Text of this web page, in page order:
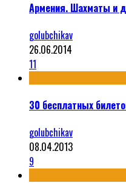
Армения. Шахматы и
golubchikav
26.06.2014
11
30 бесплатных
golubchikav
08.04.2013
9